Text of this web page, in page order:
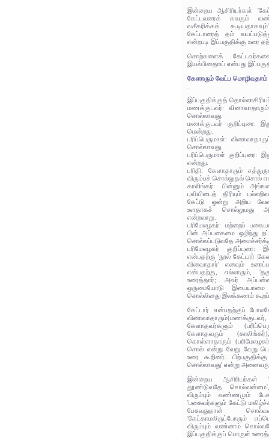
இன்றைய ஆசிரியர்கள்
கேட்டவரைக் கவரும்
வசீகரிக்கக்
கேட்டாரைத் தம்
என்றபடி இப்பகுதிக்கு உரை
சொற்களைக்
இயல்பினதாய் என்பது
கேளாரும் வேட்ப
இப்பகுதிக்குத்
மணக்குடவர்:
சொல்லாவது.
மணக்குடவர் குறிப்புரை:
மென்றது.
பரிப்பெருமாள்:
சொல்லாவது.
பரிப்பெருமாள்
என்றது.
பரிதி: கேளாதாரும்
விரும்பச் சொல்லுதல் சொல்
காலிங்கர்: பின்னும்
புவியிடைத் திரியும்
கேட்டு ஒன்று அறிய
உளதாகச் சொல்லுமது
என்றவாறு.
பரிமேலழகர்: மற்றைப்
பின் அப்பகைமை ஒழிந்து
சொல்லப்படுவதே
பரிமேலழகர்
என்பதற்கு 'நூல் கேட்டார்
வினவாதார்' எனவும்
என்பதற்கு, எல்லாரும்,
உரைத்தார்; அவர்
ஒருமையோடு இயையாமை
சொல்லினது இலக்கணம்
கேட்டார் என்பதற்குப்
கேளாதவர்களும்
கேளாதவரும்
கொள்ளாதாரும்
சொல் என்று வேறு வேறு
உரை கூறினர்.
சொல்லாவது' என்று
இன்றைய ஆசிரியர்கள்
தூண்டுவதே
விரும்பும் வண்ணமும்
'பகைவர்களும் கேட்டு
பேசுவதுதான்
'கேட்காமலிருப்போரும்
விரும்பும் வண்ணம்
இப்பகுதிக்குப் பொருள்